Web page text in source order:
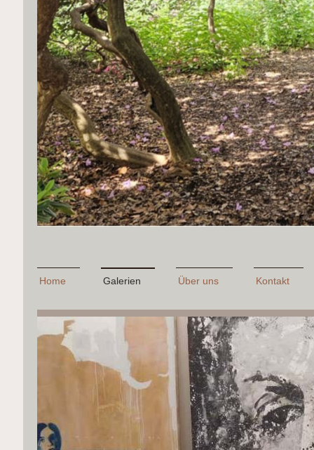
Home Galerien Über uns Kontakt